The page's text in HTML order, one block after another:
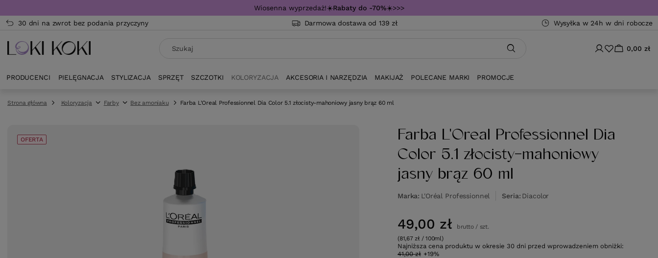
Wiosenna wyprzedaż!☀️Rabaty do -70%☀️>>>
30 dni na zwrot bez podania przyczyny
Darmowa dostawa od 139 zł Wysyłka w 24h w dni robocze
0,00 zł
PRODUCENCI PIELĘGNACJA STYLIZACJA SPRZĘT SZCZOTKI KOLORYZACJA AKCESORIA I NARZĘDZIA MAKIJAŻ POLECANE MARKI PROMOCJE
Strona główna Koloryzacja Farby Bez amoniaku Farba L'Oreal Professionnel Dia Color 5.1 złocisty-mahoniowy jasny brąz 60 ml
OFERTA
Farba L'Oreal Professionnel Dia
Color 5.1 złocisty-mahoniowy
jasny brąz 60 ml
Marka L'Oréal Professionnel Seria Diacolor
49,00 zł brutto/ szt.
(81,67 zł / 100ml)
Najniższa cena produktu w okresie 30 dni przed wprowadzeniem obniżki:
41,00 zł +19%